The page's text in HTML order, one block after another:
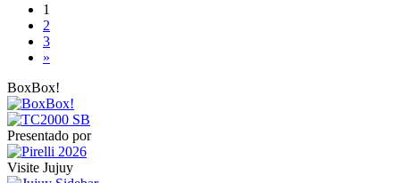
1
2
3
»
BoxBox!
Presentado por
Visite Jujuy